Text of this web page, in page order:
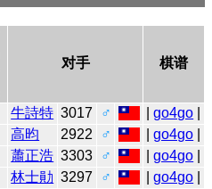
对手 棋谱
牛詩特 3017 ♂ |go4go
高昀 2922 ♂ |go4go
蕭正浩 3303 ♂ |go4go
林士勛 3297 ♂ |go4go